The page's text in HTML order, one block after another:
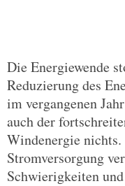
Die Energiewende
Reduzierung des
im vergangenen
auch der
Windenergie
Stromversorgung
Schwierigkeiten